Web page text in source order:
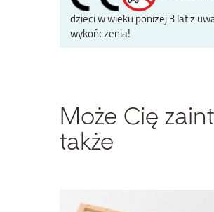
dzieci w wieku poniżej 3 lat z
wykończenia!
Może Cię
także